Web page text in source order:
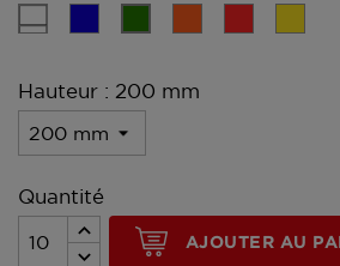
Hauteur : 200 mm
Quantité
AJOUTER AU